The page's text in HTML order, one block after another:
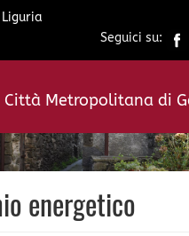
Liguria
Seguici su:
Città Metropolitana di
energetico